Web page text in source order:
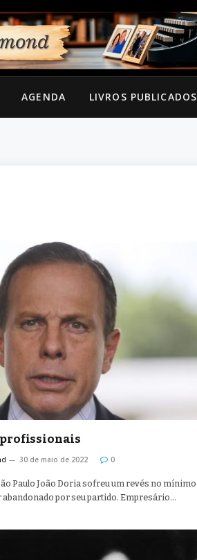
AGENDA LIVROS PUBLICADOS
30 de maio de 2022 0
Paulo João Doria sofreu um revés no mínimo
por seu partido. Empresário…